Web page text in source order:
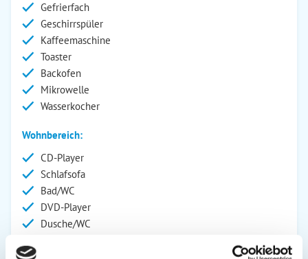
Gefrierfach
Geschirrspüler
Kaffeemaschine
Toaster
Backofen
Mikrowelle
Wasserkocher
Wohnbereich:
CD-Player
Schlafsofa
Bad/WC
DVD-Player
Dusche/WC